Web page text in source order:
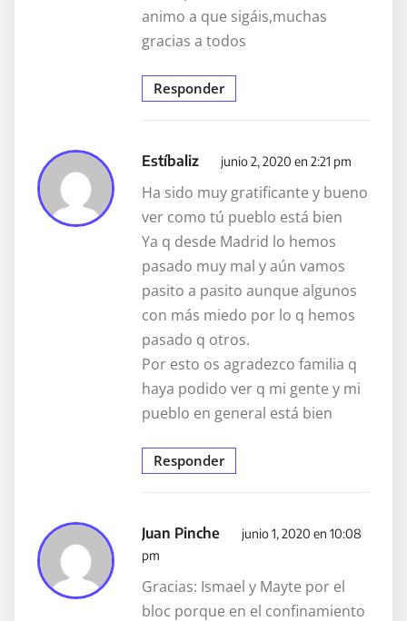
animo a que sigáis,muchas
gracias a todos
Responder
Estíbaliz junio 2, 2020 en 2:21 pm
Ha sido muy gratificante y bueno
ver como tú pueblo está bien
Ya q desde Madrid lo hemos
pasado muy mal y aún vamos
pasito a pasito aunque algunos
con más miedo por lo q hemos
pasado q otros.
Por esto os agradezco familia q
haya podido ver q mi gente y mi
pueblo en general está bien
Responder
Juan Pinche
junio 1, 2020 en 10:08
pm
Gracias: Ismael y Mayte por el
bloc porque en el confinamiento